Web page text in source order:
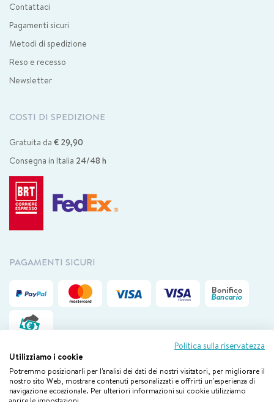
Contattaci
Pagamenti sicuri
Metodi di spedizione
Reso e recesso
Newsletter
COSTI DI SPEDIZIONE
Gratuita da € 29,90
Consegna in Italia 24/48 h
PAGAMENTI SICURI
Il nostro servizio clienti è disponibile via mail da lunedì a venerdìdalle
09.00 alle 18.00
Politica sulla riservatezza
Utilizziamo i cookie
Potremmo posizionarli per l'analisi dei dati dei nostri visitatori, per migliorare il
nostro sito Web, mostrare contenuti personalizzati e offrirti un'esperienza di
navigazione eccezionale. Per ulteriori informazioni sui cookie utilizziamo